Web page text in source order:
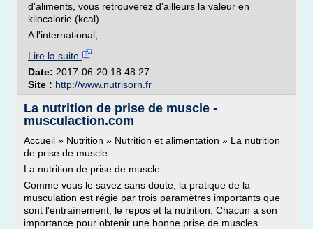
d'aliments, vous retrouverez d'ailleurs la valeur en
kilocalorie (kcal).
A l'international,...
Lire la suite
Date: 2017-06-20 18:48:27
Site : http://www.nutrisorn.fr
La nutrition de prise de muscle -
musculaction.com
Accueil » Nutrition » Nutrition et alimentation » La nutrition
de prise de muscle
La nutrition de prise de muscle
Comme vous le savez sans doute, la pratique de la
musculation est régie par trois paramètres importants que
sont l'entraînement, le repos et la nutrition. Chacun a son
importance pour obtenir une bonne prise de muscles.